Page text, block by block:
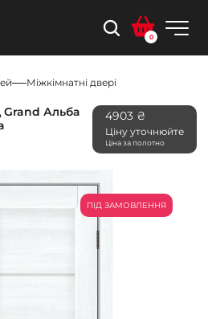
0
Міжкімнатні двері
Grand Альба
4903 ₴
Ціну уточнюйте
Ціна за полотно
ПІД ЗАМОВЛЕННЯ